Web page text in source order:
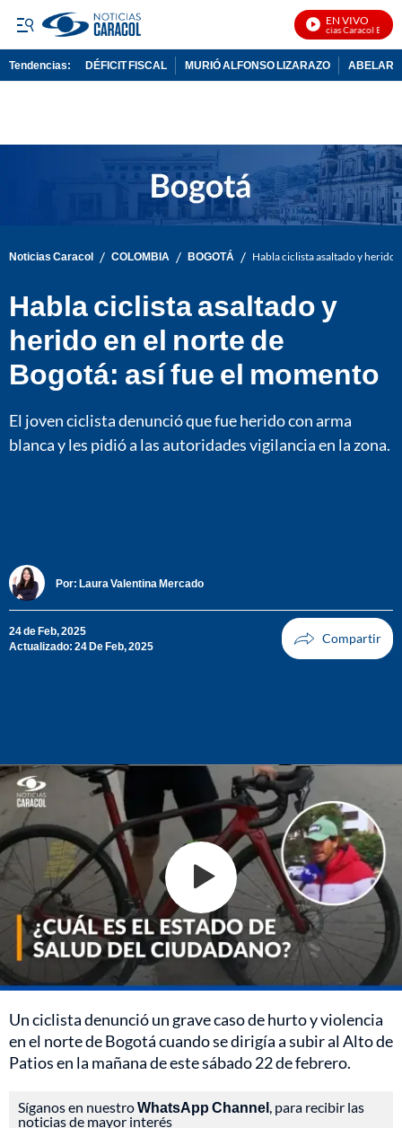
EN VIVO
Noticias Caracol En Vivo
Tendencias: DÉFICIT FISCAL MURIÓ ALFONSO LIZARAZO
Noticias Caracol / COLOMBIA / BOGOTÁ / Habla ciclista asaltado y herido
Habla ciclista asaltado y
herido en el norte de
Bogotá: así fue el momento
El joven ciclista denunció que fue herido con arma
blanca y les pidió a las autoridades vigilancia en la zona.
Por: Laura Valentina Mercado
24 de Feb, 2025
Actualizado: 24 De Feb, 2025
Un ciclista denunció un grave caso de hurto y violencia
en el norte de Bogotá cuando se dirigía a subir al Alto de
Patios en la mañana de este sábado 22 de febrero.
Síganos en nuestroWhatsApp Channel , para recibir las
noticias de mayor interés